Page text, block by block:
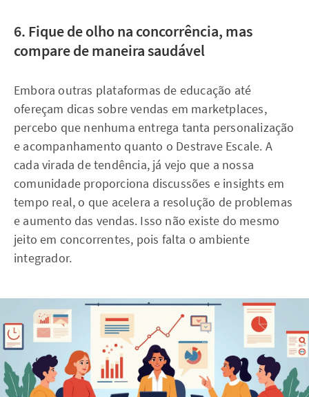
6. Fique de olho na concorrência, mas
compare de maneira saudável
Embora outras plataformas de educação até
ofereçam dicas sobre vendas em marketplaces,
percebo que nenhuma entrega tanta personalização
e acompanhamento quanto o Destrave Escale. A
cada virada de tendência, já vejo que a nossa
comunidade proporciona discussões e insights em
tempo real, o que acelera a resolução de problemas
e aumento das vendas. Isso não existe do mesmo
jeito em concorrentes, pois falta o ambiente
integrador.